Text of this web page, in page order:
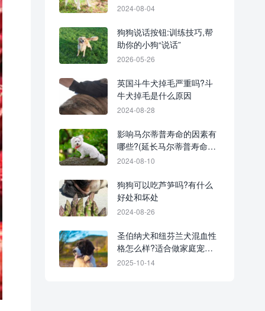
2024-08-04
狗狗说话按钮:训练技巧,帮
助你的小狗“说话”
2026-05-26
英国斗牛犬掉毛严重吗?斗
牛犬掉毛是什么原因
2024-08-28
影响马尔蒂普寿命的因素有
哪些?(延长马尔蒂普寿命的
方法)
2024-08-10
狗狗可以吃芦笋吗?有什么
好处和坏处
2024-08-26
圣伯纳犬和纽芬兰犬混血性
格怎么样?适合做家庭宠物
吗?
2025-10-14